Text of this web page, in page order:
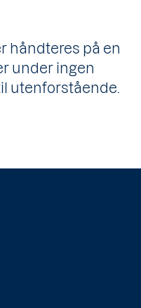
håndteres på en
under ingen
utenforstående.